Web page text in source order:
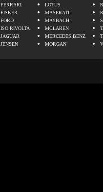
FERRARI
FISKER
FORD
ISO RIVOLTA
JAGUAR
JENSEN
LOTUS
MASERATI
MAYBACH
MCLAREN
MERCEDES BENZ
MORGAN